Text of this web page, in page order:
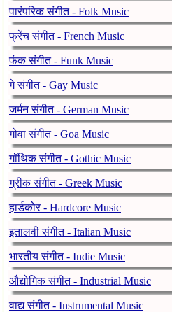
पारंपरिक संगीत - Folk Music
फ्रेंच संगीत - French Music
फंक संगीत - Funk Music
गे संगीत - Gay Music
जर्मन संगीत - German Music
गोवा संगीत - Goa Music
गॉथिक संगीत - Gothic Music
ग्रीक संगीत - Greek Music
हार्डकोर - Hardcore Music
इतालवी संगीत - Italian Music
भारतीय संगीत - Indie Music
औद्योगिक संगीत - Industrial Music
वाद्य संगीत - Instrumental Music